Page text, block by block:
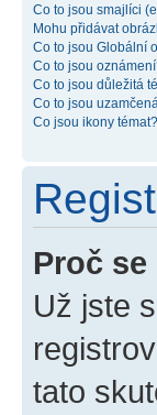
Co to jsou smajlíci
Mohu přidávat
Co to jsou Globální
Co to jsou
Co to jsou důležitá
Co to jsou
Co jsou ikony témat?
Proč
Už jste
tato